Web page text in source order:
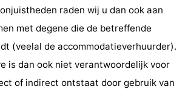
raden wij u dan ook aan
met degene die de betreffende
(veelal de accommodatieverhuurder).
is dan ook niet verantwoordelijk voor
of indirect ontstaat door gebruik van